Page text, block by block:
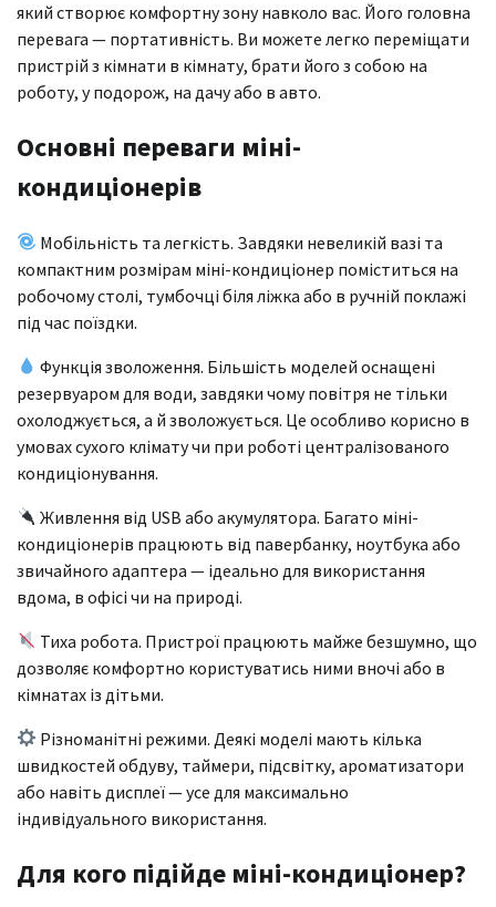
який створює комфортну зону навколо вас. Його головна
перевага — портативність. Ви можете легко переміщати
пристрій з кімнати в кімнату, брати його з собою на
роботу, у подорож, на дачу або в авто.
Основні переваги міні-
кондиціонерів
Мобільність та легкість. Завдяки невеликій вазі та
компактним розмірам міні-кондиціонер поміститься на
робочому столі, тумбочці біля ліжка або в ручній поклажі
під час поїздки.
Функція зволоження. Більшість моделей оснащені
резервуаром для води, завдяки чому повітря не тільки
охолоджується, а й зволожується. Це особливо корисно в
умовах сухого клімату чи при роботі централізованого
кондиціонування.
Живлення від USB або акумулятора. Багато міні-
кондиціонерів працюють від павербанку, ноутбука або
звичайного адаптера — ідеально для використання
вдома, в офісі чи на природі.
Тиха робота. Пристрої працюють майже безшумно, що
дозволяє комфортно користуватись ними вночі або в
кімнатах із дітьми.
Різноманітні режими. Деякі моделі мають кілька
швидкостей обдуву, таймери, підсвітку, ароматизатори
або навіть дисплеї — усе для максимально
індивідуального використання.
Для кого підійде міні-кондиціонер?